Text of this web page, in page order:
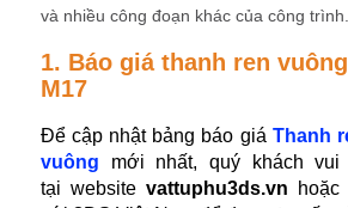
và nhiều công đoạn khác của công trình.
1. Báo giá thanh ren
M17
Để cập nhật bảng báo giá Thanh
vuông mới nhất, quý khách vui
tại website vattuphu3ds.vn